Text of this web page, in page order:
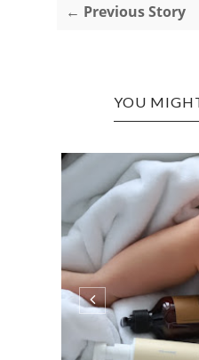
← Previous Story
YOU